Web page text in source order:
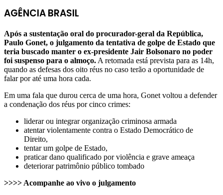
AGÊNCIA BRASIL
Após a sustentação oral do procurador-geral da República,
Paulo Gonet, o julgamento da tentativa de golpe de Estado que
teria buscado manter o ex-presidente Jair Bolsonaro no poder
foi suspenso para o almoço. A retomada está prevista para as 14h,
quando as defesas dos oito réus no caso terão a oportunidade de
falar por até uma hora cada.
Em uma fala que durou cerca de uma hora, Gonet voltou a defender
a condenação dos réus por cinco crimes:
liderar ou integrar organização criminosa armada
atentar violentamente contra o Estado Democrático de
Direito,
tentar um golpe de Estado,
praticar dano qualificado por violência e grave ameaça
deteriorar patrimônio público tombado
>>>> Acompanhe ao vivo o julgamento